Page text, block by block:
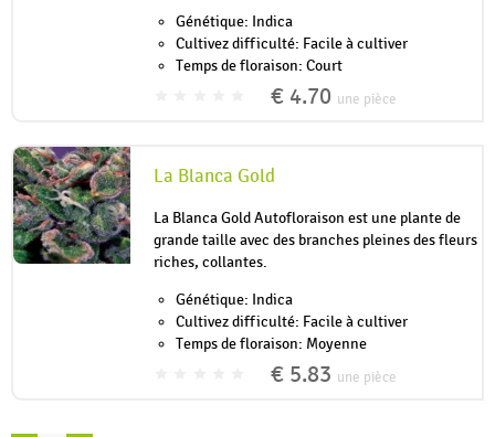
Génétique: Indica
Cultivez difficulté: Facile à cultiver
Temps de floraison: Court
€ 4.70 une pièce
La Blanca Gold
La Blanca Gold Autofloraison est une plante de
grande taille avec des branches pleines des fleurs
riches, collantes.
Génétique: Indica
Cultivez difficulté: Facile à cultiver
Temps de floraison: Moyenne
€ 5.83 une pièce